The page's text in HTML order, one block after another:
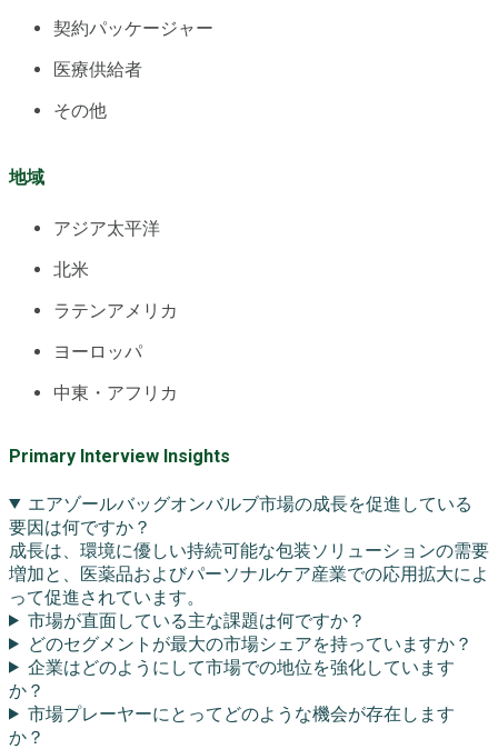
契約パッケージャー
医療供給者
その他
地域
アジア太平洋
北米
ラテンアメリカ
ヨーロッパ
中東・アフリカ
Primary Interview Insights
エアゾールバッグオンバルブ市場の成長を促進している
要因は何ですか？
成長は、環境に優しい持続可能な包装ソリューションの需要
増加と、医薬品およびパーソナルケア産業での応用拡大によ
って促進されています。
市場が直面している主な課題は何ですか？
どのセグメントが最大の市場シェアを持っていますか？
企業はどのようにして市場での地位を強化しています
か？
市場プレーヤーにとってどのような機会が存在します
か？